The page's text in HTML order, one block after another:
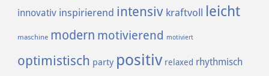
innovativ inspirierend intensiv kraftvoll leicht
maschine modern motivierend motiviert
optimistisch party positiv relaxed rhythmisch